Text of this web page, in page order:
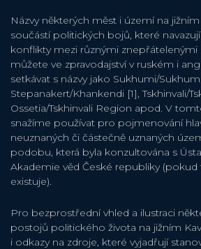
Názvy některých měst i území na
součástí politických bojů, které
konflikty mezi různými
můžete ve zpravodajství v ruském i
setkávat s názvy jako Sukhumi/Sukhum,
Stepanakert/Khankendi [1], Tskhinvali/
Ossetia/Tskhinvali Region apod. V
snažíme používat pro pojmenování
neuznaných či částečně uznaných
podobu, která byla konzultována s
Akademie věd České republiky
existuje).
Pro bezprostřední vhled a ilustraci
postojů politického života na jižním
i odkazy na zdroje, které vyjadřují